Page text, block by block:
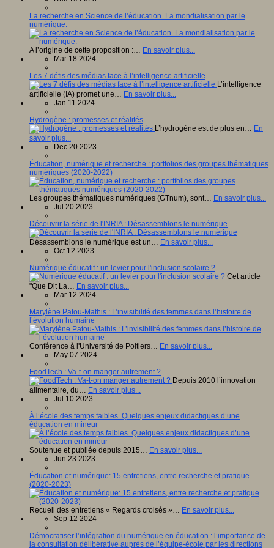
La recherche en Science de l’éducation. La mondialisation par le
numérique.
A l’origine de cette proposition :… En savoir plus...
Mar 18 2024
Les 7 défis des médias face à l’intelligence artificielle
L’intelligence
artificielle (IA) promet une… En savoir plus...
Jan 11 2024
Hydrogène : promesses et réalités
L’hydrogène est de plus en… En
savoir plus...
Dec 20 2023
Éducation, numérique et recherche : portfolios des groupes thématiques
numériques (2020-2022)
Les groupes thématiques numériques (GTnum), sont… En savoir plus...
Jul 20 2023
Découvrir la série de l'INRIA : Désassemblons le numérique
Désassemblons le numérique est un… En savoir plus...
Oct 12 2023
Numérique éducatif : un levier pour l'inclusion scolaire ?
Cet article
"Que Dit La… En savoir plus...
Mar 12 2024
Marylène Patou-Mathis : L’invisibilité des femmes dans l’histoire de
l’évolution humaine
Conférence à l'Université de Poitiers… En savoir plus...
May 07 2024
FoodTech : Va-t-on manger autrement ?
Depuis 2010 l’innovation
alimentaire, du… En savoir plus...
Jul 10 2023
À l’école des temps faibles. Quelques enjeux didactiques d’une
éducation en mineur
Soutenue et publiée depuis 2015… En savoir plus...
Jun 23 2023
Éducation et numérique: 15 entretiens, entre recherche et pratique
(2020-2023)
Recueil des entretiens « Regards croisés »… En savoir plus...
Sep 12 2024
Démocratiser l’intégration du numérique en éducation : l’importance de
la consultation délibérative auprès de l’équipe-école par les directions